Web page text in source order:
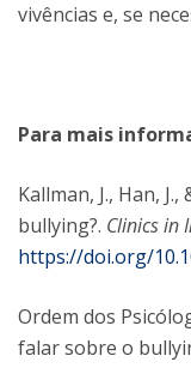
vivências e, se
Para mais
Kallman, J., Han,
bullying?. Clinics in
https://doi.org/
Ordem dos
falar sobre o